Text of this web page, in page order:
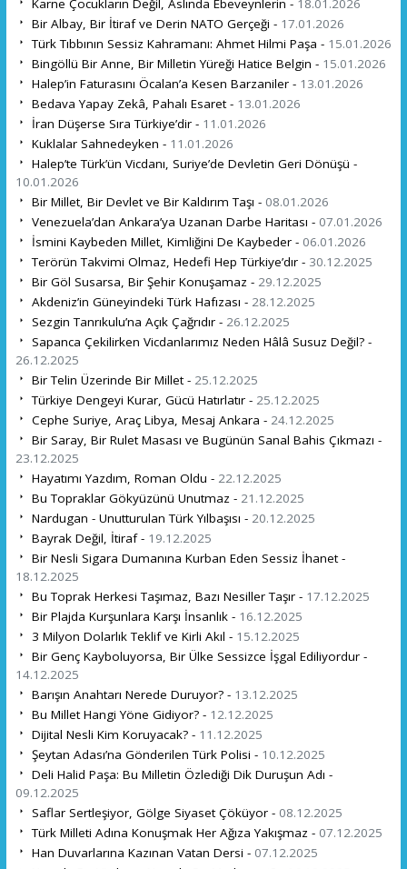
Karne Çocukların Değil, Aslında Ebeveynlerin - 18.01.2026
Bir Albay, Bir İtiraf ve Derin NATO Gerçeği - 17.01.2026
Türk Tıbbının Sessiz Kahramanı: Ahmet Hilmi Paşa - 15.01.2026
Bingöllü Bir Anne, Bir Milletin Yüreği Hatice Belgin - 15.01.2026
Halep’in Faturasını Öcalan’a Kesen Barzaniler - 13.01.2026
Bedava Yapay Zekâ, Pahalı Esaret - 13.01.2026
İran Düşerse Sıra Türkiye’dir - 11.01.2026
Kuklalar Sahnedeyken - 11.01.2026
Halep’te Türk’ün Vicdanı, Suriye’de Devletin Geri Dönüşü -
10.01.2026
Bir Millet, Bir Devlet ve Bir Kaldırım Taşı - 08.01.2026
Venezuela’dan Ankara’ya Uzanan Darbe Haritası - 07.01.2026
İsmini Kaybeden Millet, Kimliğini De Kaybeder - 06.01.2026
Terörün Takvimi Olmaz, Hedefi Hep Türkiye’dır - 30.12.2025
Bir Göl Susarsa, Bir Şehir Konuşamaz - 29.12.2025
Akdeniz’in Güneyindeki Türk Hafızası - 28.12.2025
Sezgin Tanrıkulu’na Açık Çağrıdır - 26.12.2025
Sapanca Çekilirken Vicdanlarımız Neden Hâlâ Susuz Değil? -
26.12.2025
Bir Telin Üzerinde Bir Millet - 25.12.2025
Türkiye Dengeyi Kurar, Gücü Hatırlatır - 25.12.2025
Cephe Suriye, Araç Libya, Mesaj Ankara - 24.12.2025
Bir Saray, Bir Rulet Masası ve Bugünün Sanal Bahis Çıkmazı -
23.12.2025
Hayatımı Yazdım, Roman Oldu - 22.12.2025
Bu Topraklar Gökyüzünü Unutmaz - 21.12.2025
Nardugan - Unutturulan Türk Yılbaşısı - 20.12.2025
Bayrak Değil, İtiraf - 19.12.2025
Bir Nesli Sigara Dumanına Kurban Eden Sessiz İhanet -
18.12.2025
Bu Toprak Herkesi Taşımaz, Bazı Nesiller Taşır - 17.12.2025
Bir Plajda Kurşunlara Karşı İnsanlık - 16.12.2025
3 Milyon Dolarlık Teklif ve Kirli Akıl - 15.12.2025
Bir Genç Kayboluyorsa, Bir Ülke Sessizce İşgal Ediliyordur -
14.12.2025
Barışın Anahtarı Nerede Duruyor? - 13.12.2025
Bu Millet Hangi Yöne Gidiyor? - 12.12.2025
Dijital Nesli Kim Koruyacak? - 11.12.2025
Şeytan Adası’na Gönderilen Türk Polisi - 10.12.2025
Deli Halid Paşa: Bu Milletin Özlediği Dik Duruşun Adı -
09.12.2025
Saflar Sertleşiyor, Gölge Siyaset Çöküyor - 08.12.2025
Türk Milleti Adına Konuşmak Her Ağıza Yakışmaz - 07.12.2025
Han Duvarlarına Kazınan Vatan Dersi - 07.12.2025